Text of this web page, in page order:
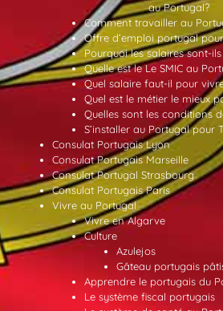
au Portugal?
Comment travailler au
Offre d’emploi portugal
Pourquoi les salaires sont-
Quelle est le Le SMIC au
Quel salaire faut-il pour
Quel est le métier le mieux
Quelles sont les conditions
S’installer au Portugal pour
Consulat Portugais Lyon
Consulat Portugais Marseille
Consulat Portugal Strasbourg
Consulat Portugais Paris
Vivre au Portugal
Vivre en Algarve
Culture
Azulejos
Gâteau portugais
Apprendre le portugais du
Le système fiscal portugais